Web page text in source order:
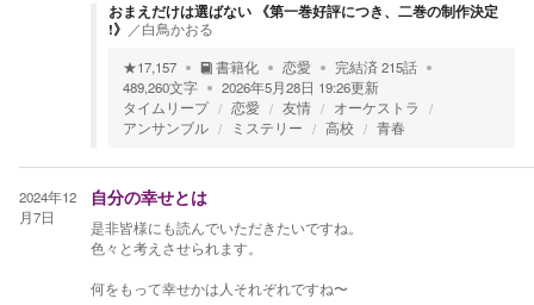
おまえだけは選ばない 《第一巻好評につき、二巻の制作決定
!》 ／白鳥かおる
★17,157 書籍化 恋愛 完結済 215話
489,260文字 2026年5月28日 19:26更新
タイムリープ
恋愛 友情
オーケストラ
アンサンブル
ミステリー 高校 青春
2024年12
月7日
自分の幸せとは
是非皆様にも読んでいただきたいですね。
色々と考えさせられます。
何をもって幸せかは人それぞれですね〜